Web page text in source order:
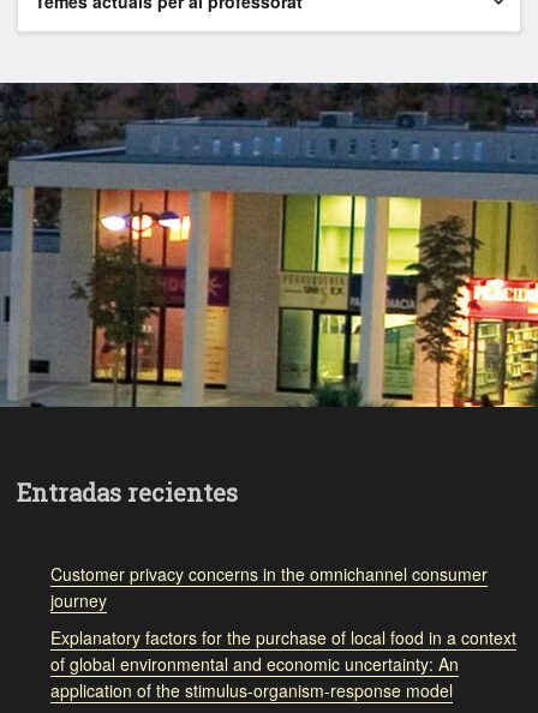
Entradas recientes
Customer privacy concerns in the omnichannel consumer
journey
Explanatory factors for the purchase of local food in a context
of global environmental and economic uncertainty: An
application of the stimulus-organism-response model